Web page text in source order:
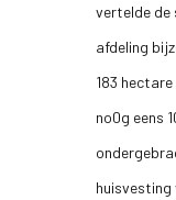
vertelde de
afdeling
183
no0g eens
huisvesting